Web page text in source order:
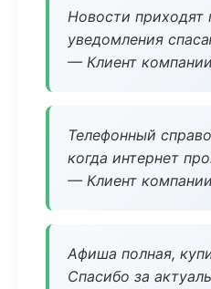
Новости приходят
уведомления
— Клиент компании
Телефонный
когда интернет
— Клиент компании
Афиша полная,
Спасибо за